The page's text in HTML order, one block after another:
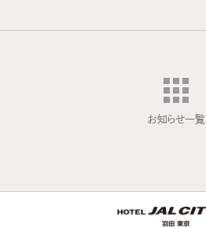
お知らせ一覧